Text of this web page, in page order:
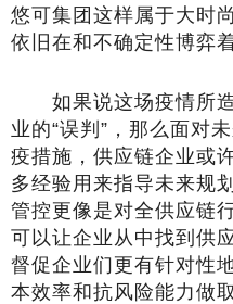
悠可集团这样属于大时
依旧在和不确定性博弈着
如果说这场疫情所造
业的“误判”，那么面对
疫措施，供应链企业或
多经验用来指导未来规
管控更像是对全供应链
可以让企业从中找到供
督促企业们更有针对性
本效率和抗风险能力做